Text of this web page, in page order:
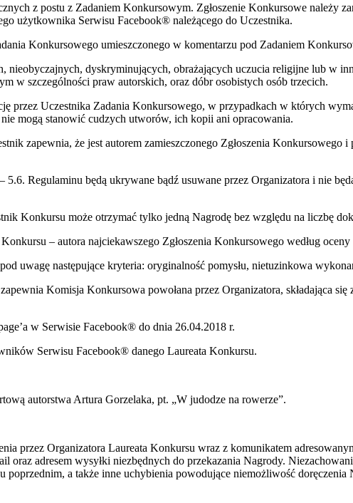
z postu z Zadaniem Konkursowym. Zgłoszenie Konkursowe należy
użytkownika Serwisu Facebook® należącego do Uczestnika.
Konkursowego umieszczonego w komentarzu pod Zadaniem
dyskryminujących, obrażających uczucia religijne lub w
w szczególności praw autorskich, oraz dóbr osobistych osób trzecich.
przez Uczestnika Zadania Konkursowego, w przypadkach w których
mogą stanowić cudzych utworów, ich kopii ani opracowania.
zapewnia, że jest autorem zamieszczonego Zgłoszenia Konkursowego
Regulaminu będą ukrywane bądź usuwane przez Organizatora i nie
Konkursu może otrzymać tylko jedną Nagrodę bez względu na liczbę
– autora najciekawszego Zgłoszenia Konkursowego według
uwagę następujące kryteria: oryginalność pomysłu, nietuzinkowa
Komisja Konkursowa powołana przez Organizatora, składająca
w Serwisie Facebook® do dnia 26.04.2018 r.
Serwisu Facebook® danego Laureata Konkursu.
autorstwa Artura Gorzelaka, pt. „W judodze na rowerze”.
przez Organizatora Laureata Konkursu wraz z komunikatem
oraz adresem wysyłki niezbędnych do przekazania Nagrody.
a także inne uchybienia powodujące niemożliwość doręczenia